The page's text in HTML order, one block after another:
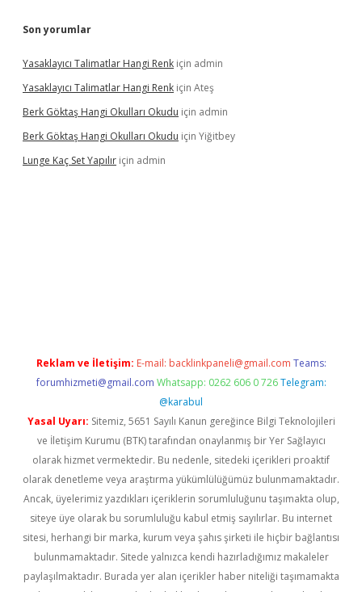
Son yorumlar
Yasaklayıcı Talimatlar Hangi Renk için admin
Yasaklayıcı Talimatlar Hangi Renk için Ateş
Berk Göktaş Hangi Okulları Okudu için admin
Berk Göktaş Hangi Okulları Okudu için Yiğitbey
Lunge Kaç Set Yapılır için admin
Reklam ve İletişim: E-mail: backlinkpaneli@gmail.com Teams:
forumhizmeti@gmail.com Whatsapp: 0262 606 0 726 Telegram:
@karabul
Yasal Uyarı: Sitemiz, 5651 Sayılı Kanun gereğince Bilgi Teknolojileri
ve İletişim Kurumu (BTK) tarafından onaylanmış bir Yer Sağlayıcı
olarak hizmet vermektedir. Bu nedenle, sitedeki içerikleri proaktif
olarak denetleme veya araştırma yükümlülüğümüz bulunmamaktadır.
Ancak, üyelerimiz yazdıkları içeriklerin sorumluluğunu taşımakta olup,
siteye üye olarak bu sorumluluğu kabul etmiş sayılırlar. Bu internet
sitesi, herhangi bir marka, kurum veya şahıs şirketi ile hiçbir bağlantısı
bulunmamaktadır. Sitede yalnızca kendi hazırladığımız makaleler
paylaşılmaktadır. Burada yer alan içerikler haber niteliği taşımamakta